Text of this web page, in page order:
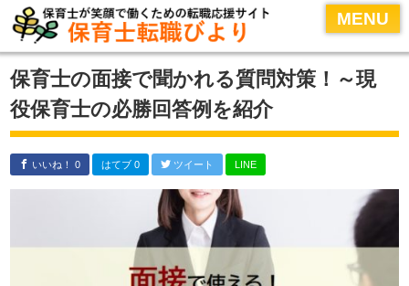
MENU
MENU
HOME
保育士転職のコツ
履歴書・面接対策
保育士転職サイトの活用術
おすすめ保育士転職サイト
保育士の面接で聞かれる質問対策！～現
役保育士の必勝回答例を紹介
いいね！ 0 はてブ 0 ツイート LINE